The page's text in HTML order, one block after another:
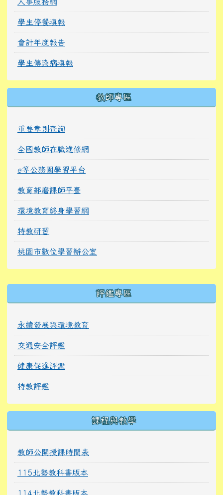
學生停餐填報
會計年度報告
學生傳染病填報
教師專區
重要章則查詢
全國教師在職進修網
e等公務園學習平台
教育部磨課師平臺
環境教育終身學習網
特教研習
桃園市數位學習辦公室
評鑑專區
永續發展與環境教育
交通安全評鑑
健康促進評鑑
特教評鑑
課程與教學
教師公開授課時間表
115北勢教科書版本
114北勢教科書版本